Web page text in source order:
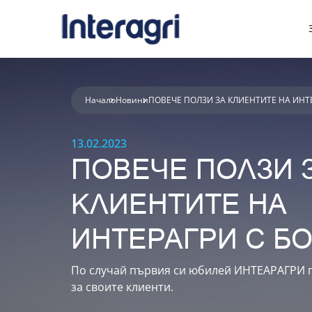
НачалоНовиниПОВЕЧЕ ПОЛЗИ ЗА КЛИЕНТИТЕ НА
13.02.2023
ПОВЕЧЕ ПОЛЗИ
КЛИЕНТИТЕ НА
ИНТЕРАГРИ С
По случай първия си юбилей ИНТЕАРАГРИ
за своите клиенти.